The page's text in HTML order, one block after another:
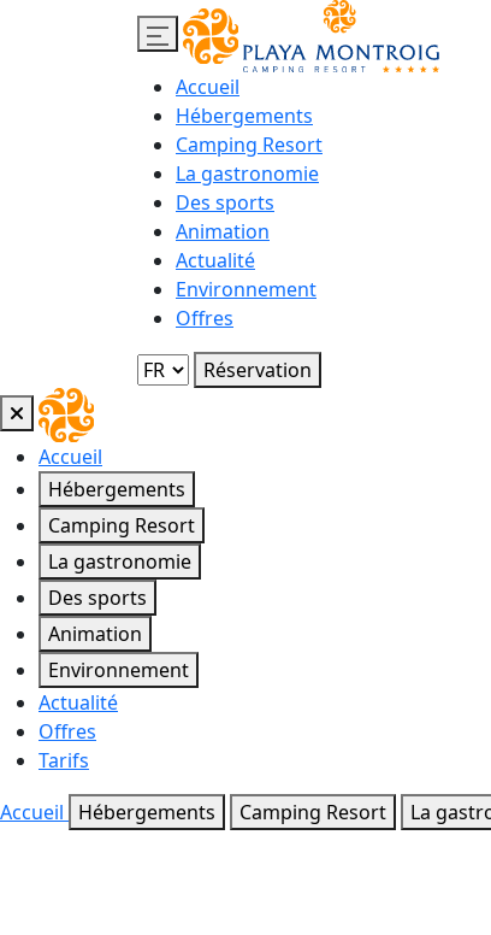
Accueil
Hébergements
Camping Resort
La gastronomie
Des sports
Animation
Actualité
Environnement
Offres
Réservation
Accueil
Hébergements
Camping Resort
La gastronomie
Des sports
Animation
Environnement
Actualité
Offres
Tarifs
Accueil Hébergements Camping Resort La